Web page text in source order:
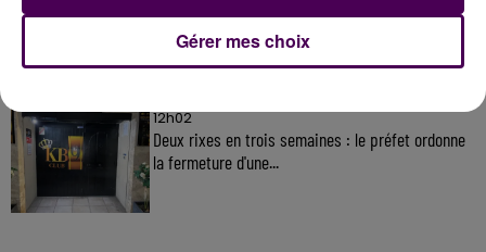
Inscrivez-vous au casting The Voice & The Voice
Kids !
12h02
Deux rixes en trois semaines : le préfet ordonne
la fermeture d'une...
Gérer mes choix